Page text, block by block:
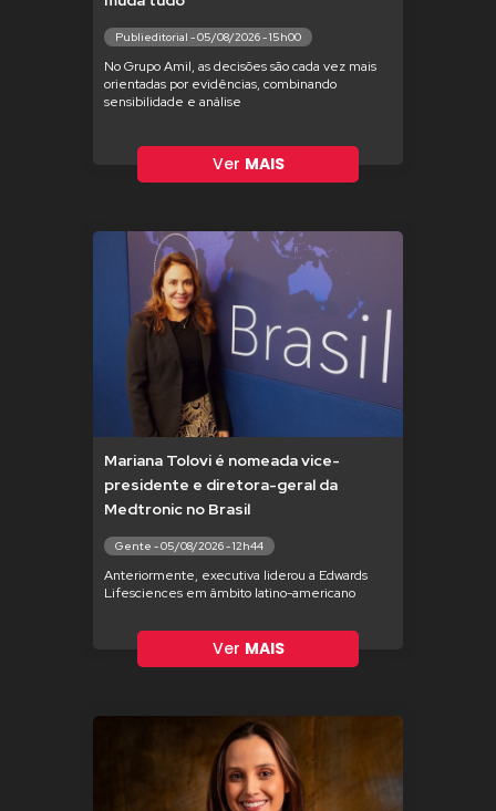
Publieditorial - 05/08/2026 - 15h00
No Grupo Amil, as decisões são cada vez mais
orientadas por evidências, combinando
sensibilidade e análise
Ver MAIS
Mariana Tolovi é nomeada vice-
presidente e diretora-geral da
Medtronic no Brasil
Gente - 05/08/2026 - 12h44
Anteriormente, executiva liderou a Edwards
Lifesciences em âmbito latino-americano
Ver MAIS